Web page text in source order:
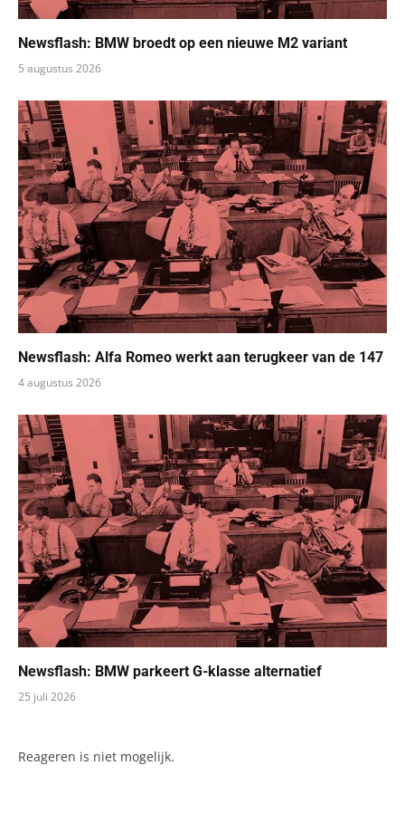
Newsflash: BMW broedt op een nieuwe M2 variant
5 augustus 2026
Newsflash: Alfa Romeo werkt aan terugkeer van de 147
4 augustus 2026
Newsflash: BMW parkeert G-klasse alternatief
25 juli 2026
Reageren is niet mogelijk.